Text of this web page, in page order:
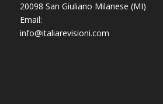
20098 San Giuliano Milanese (MI)
Email:
info@italiarevisioni.com